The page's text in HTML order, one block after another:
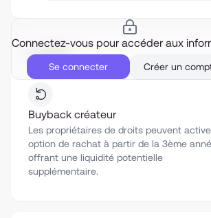
Connectez-vous pour accéder aux
Se connecter Créer un
Liquidité
Buyback créateur
Les propriétaires de droits peuvent
option de rachat à partir de la 3ème
offrant une liquidité potentielle
supplémentaire.